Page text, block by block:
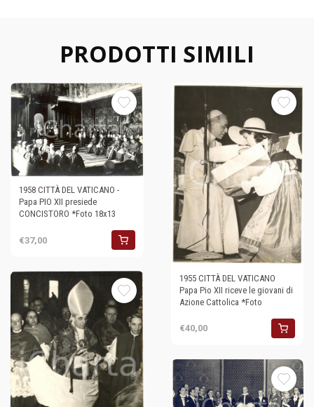
PRODOTTI SIMILI
1958 CITTÀ DEL VATICANO -
Papa PIO XII presiede
CONCISTORO *Foto 18x13
€37,00
1955 CITTÀ DEL VATICANO
Papa Pio XII riceve le giovani di
Azione Cattolica *Foto
€40,00